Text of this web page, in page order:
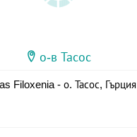
о-в Тасос
Filoxenia - о. Тасос, Гърция